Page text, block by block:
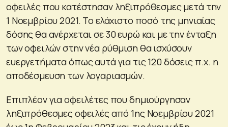
οφειλές που κατέστησαν ληξιπρόθεσμες μετά την
1 Νοεμβρίου 2021. Το ελάχιστο ποσό της μηνιαίας
δόσης θα ανέρχεται σε 30 ευρώ και με την ένταξη
των οφειλών στην νέα ρύθμιση θα ισχύσουν
ευεργετήματα όπως αυτά για τις 120 δόσεις π.χ. η
αποδέσμευση των λογαριασμών.
Επιπλέον για οφειλέτες που δημιούργησαν
ληξιπρόθεσμες οφειλές από 1ης Νοεμβρίου 2021